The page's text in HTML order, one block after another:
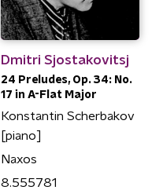
Dmitri Sjostakovitsj
24 Preludes, Op. 34: No.
17 in A-Flat Major
Konstantin Scherbakov
[piano]
Naxos
8.555781